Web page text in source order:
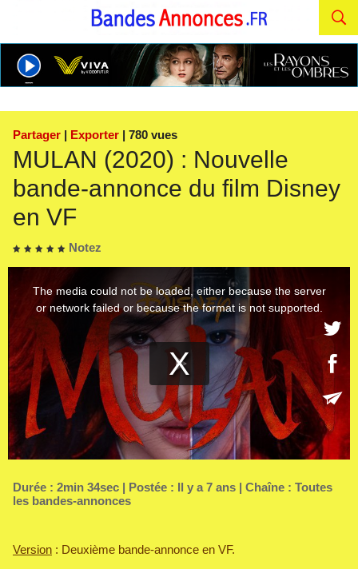
Partager | Exporter | 780 vues
MULAN (2020) : Nouvelle
bande-annonce du film Disney
en VF
Notez
Durée : 2min 34sec | Postée : Il y a 7 ans | Chaîne : Toutes
les bandes-annonces
Version : Deuxième bande-annonce en VF.